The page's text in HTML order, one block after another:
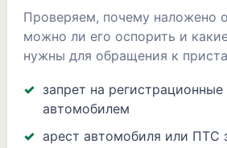
Проверяем, почему наложено
можно ли его оспорить и
нужны для обращения к
запрет на
автомобилем
арест автомобиля или ПТС